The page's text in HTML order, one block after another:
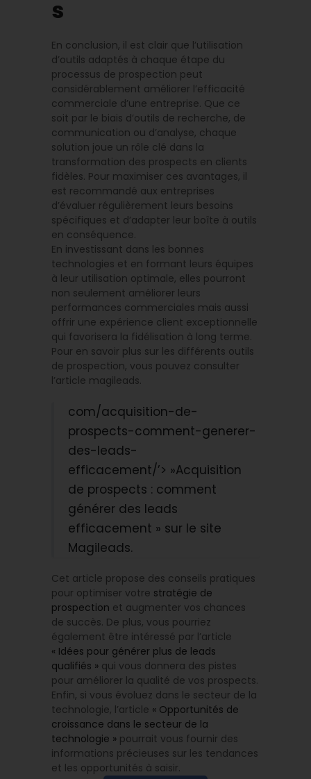
s
En conclusion, il est clair que l’utilisation
d’outils adaptés à chaque étape du
processus de prospection peut
considérablement améliorer l’efficacité
commerciale d’une entreprise. Que ce
soit par le biais d’outils de recherche, de
communication ou d’analyse, chaque
solution joue un rôle clé dans la
transformation des prospects en clients
fidèles. Pour maximiser ces avantages, il
est recommandé aux entreprises
d’évaluer régulièrement leurs besoins
spécifiques et d’adapter leur boîte à outils
en conséquence.
En investissant dans les bonnes
technologies et en formant leurs équipes
à leur utilisation optimale, elles pourront
non seulement améliorer leurs
performances commerciales mais aussi
offrir une expérience client exceptionnelle
qui favorisera la fidélisation à long terme.
Pour en savoir plus sur les différents outils
de prospection, vous pouvez consulter
l’article magileads.
com/acquisition-de-
prospects-comment-generer-
des-leads-
efficacement/’> »Acquisition
de prospects : comment
générer des leads
efficacement » sur le site
Magileads.
Cet article propose des conseils pratiques
pour optimiser votre stratégie de
prospection et augmenter vos chances
de succès. De plus, vous pourriez
également être intéressé par l’article
« Idées pour générer plus de leads
qualifiés » qui vous donnera des pistes
pour améliorer la qualité de vos prospects.
Enfin, si vous évoluez dans le secteur de la
technologie, l’article « Opportunités de
croissance dans le secteur de la
technologie » pourrait vous fournir des
informations précieuses sur les tendances
et les opportunités à saisir.